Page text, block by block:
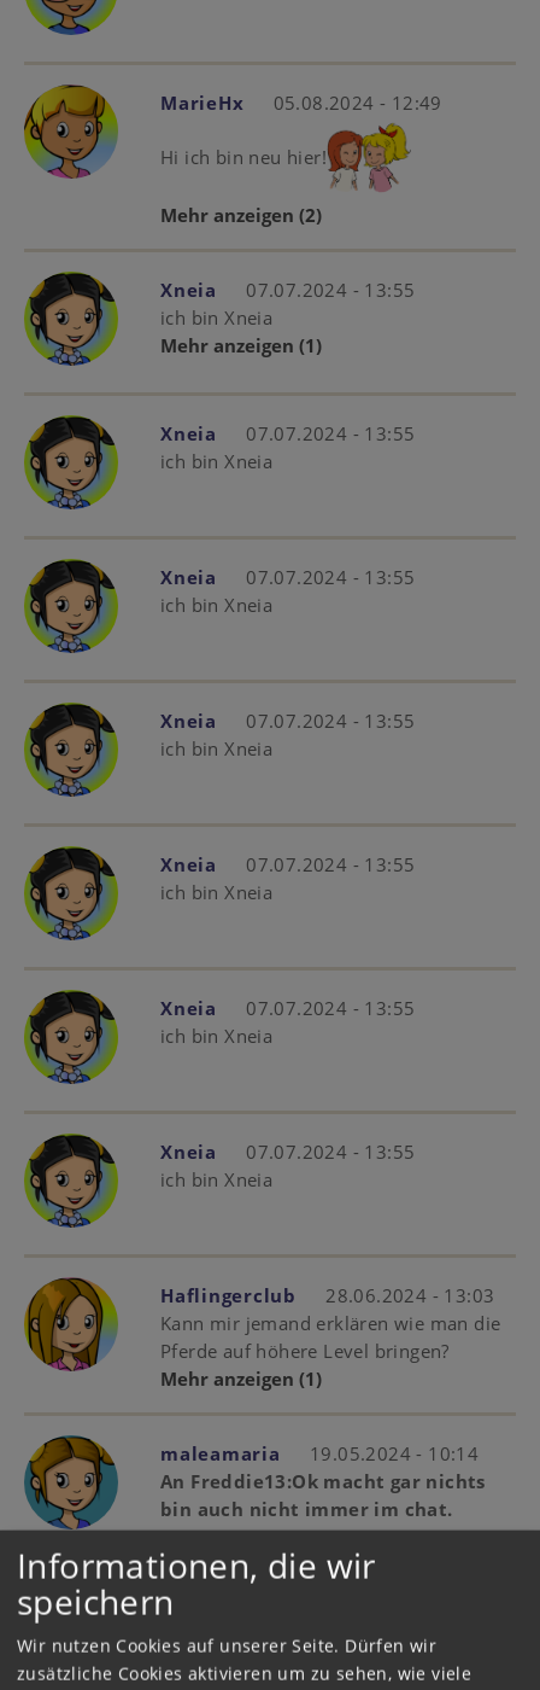
MarieHx 05.08.2024 - 12:49
Hi ich bin neu hier!
Mehr anzeigen (2)
Xneia
07.07.2024 - 13:55
ich bin Xneia
Mehr anzeigen (1)
Xneia
07.07.2024 - 13:55
ich bin Xneia
Xneia
07.07.2024 - 13:55
ich bin Xneia
Xneia
07.07.2024 - 13:55
ich bin Xneia
Xneia
07.07.2024 - 13:55
ich bin Xneia
Xneia
07.07.2024 - 13:55
ich bin Xneia
Xneia
07.07.2024 - 13:55
ich bin Xneia
Haflingerclub
28.06.2024 - 13:03
Kann mir jemand erklären wie man die
Pferde auf höhere Level bringen?
Mehr anzeigen (1)
maleamaria
19.05.2024 - 10:14
An Freddie13:Ok macht gar nichts
bin auch nicht immer im chat.
maleamaria
13.05.2024 - 17:34
Informationen, die wir
speichern
Wir nutzen Cookies auf unserer Seite. Dürfen wir
zusätzliche Cookies aktivieren um zu sehen, wie viele